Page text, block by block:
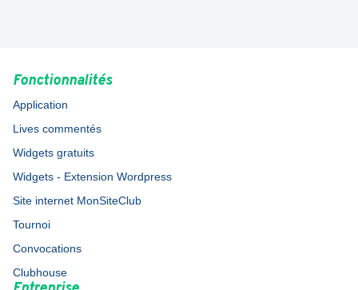
Fonctionnalités
Application
Lives commentés
Widgets gratuits
Widgets - Extension Wordpress
Site internet MonSiteClub
Tournoi
Convocations
Clubhouse